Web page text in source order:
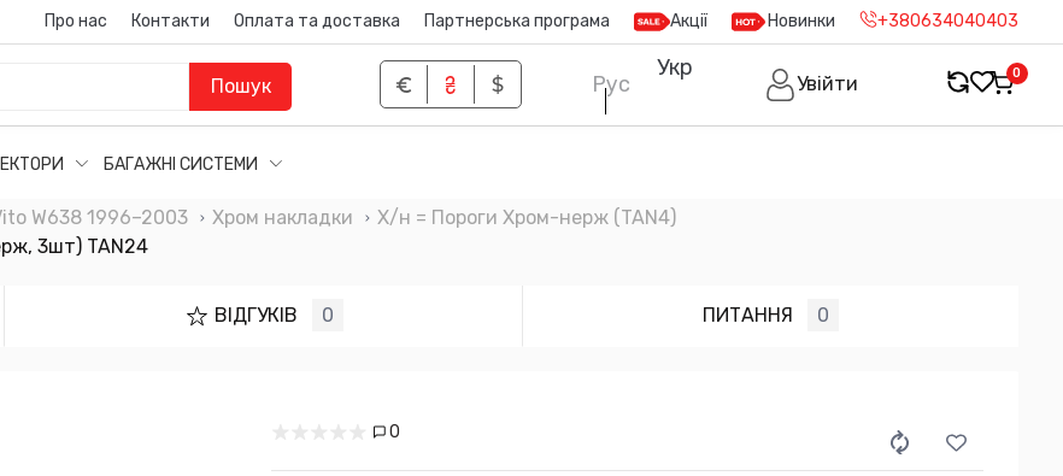
Про нас Контакти Оплата та доставка Партнерська програма Акції Новинки +380634040403
Пошук Рус
Укр
Увійти 0
БАГАЖНІ СИСТЕМИ
W638 1996–2003 Хром накладки
Х/н = Пороги Хром-нерж (TAN4)
3шт) TAN24
ВІДГУКІВ 0 ПИТАННЯ 0
0